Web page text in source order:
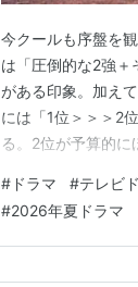
今クールも序盤を
は「圧倒的な2強
がある印象。加え
には「1位＞＞＞2
る。2位が予算的
盤の展開は年間ベ
なのでこの記事は
# ドラマ #テレビ
#2026年夏ドラマ